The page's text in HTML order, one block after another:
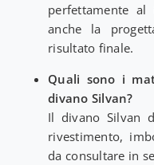
perfettamente
anche la
risultato finale.
Quali sono i
divano Silvan?
Il divano Silvan
rivestimento,
da consultare in